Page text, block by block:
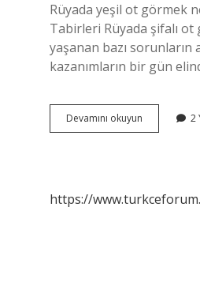
Rüyada yeşil ot görmek
Tabirleri Rüyada şifalı ot
yaşanan bazı sorunların
kazanımların bir gün
Devamını okuyun
Ot
2
https://